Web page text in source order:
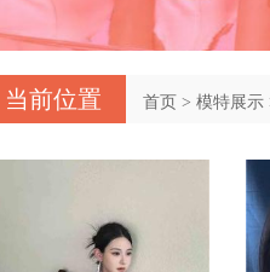
当前位置 首页 > 模特展示